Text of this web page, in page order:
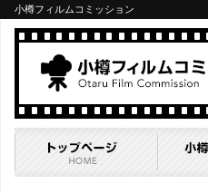
小樽フィルムコミッション